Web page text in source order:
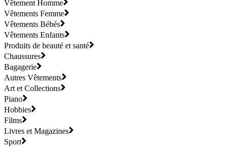
Vêtement Homme
Vêtements Femme
Vêtements Bébés
Vêtements Enfants
Produits de beauté et santé
Chaussures
Bagagerie
Autres Vêtements
Art et Collections
Piano
Hobbies
Films
Livres et Magazines
Sport